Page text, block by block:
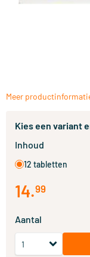
Meer
Kies een variant
Inhoud
12 tabletten
14.99
Aantal